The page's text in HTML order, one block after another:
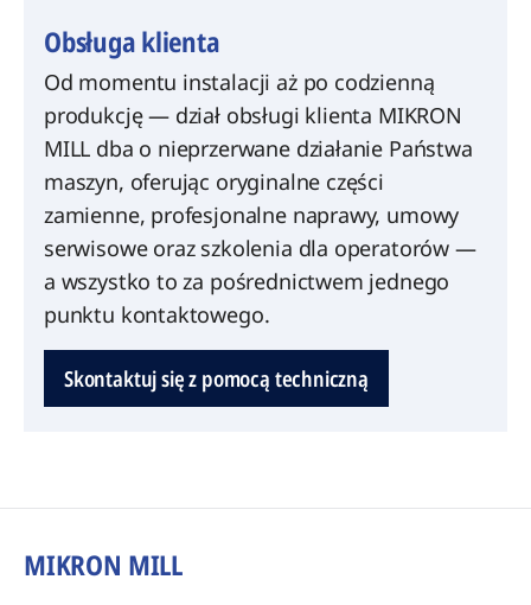
Obsługa klienta
Od momentu instalacji aż po codzienną
produkcję — dział obsługi klienta MIKRON
MILL dba o nieprzerwane działanie Państwa
maszyn, oferując oryginalne części
zamienne, profesjonalne naprawy, umowy
serwisowe oraz szkolenia dla operatorów —
a wszystko to za pośrednictwem jednego
punktu kontaktowego.
Skontaktuj się z pomocą techniczną
MIKRON MILL